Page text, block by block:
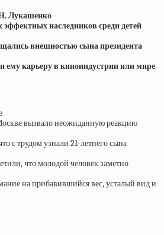
Лукашенко
наследников среди детей
внешностью сына президента
ему карьеру в киноиндустрии или мире
вызвало неожиданную реакцию
с трудом узнали 21-летнего сына
что молодой человек заметно
на прибавившийся вес, усталый вид и